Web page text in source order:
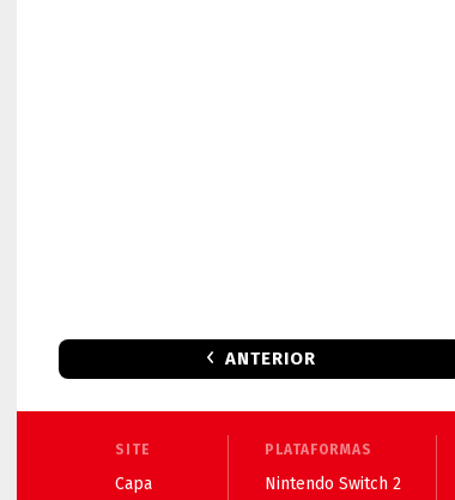
ANTERIOR
SITE
Capa
PLATAFORMAS
Nintendo Switch 2